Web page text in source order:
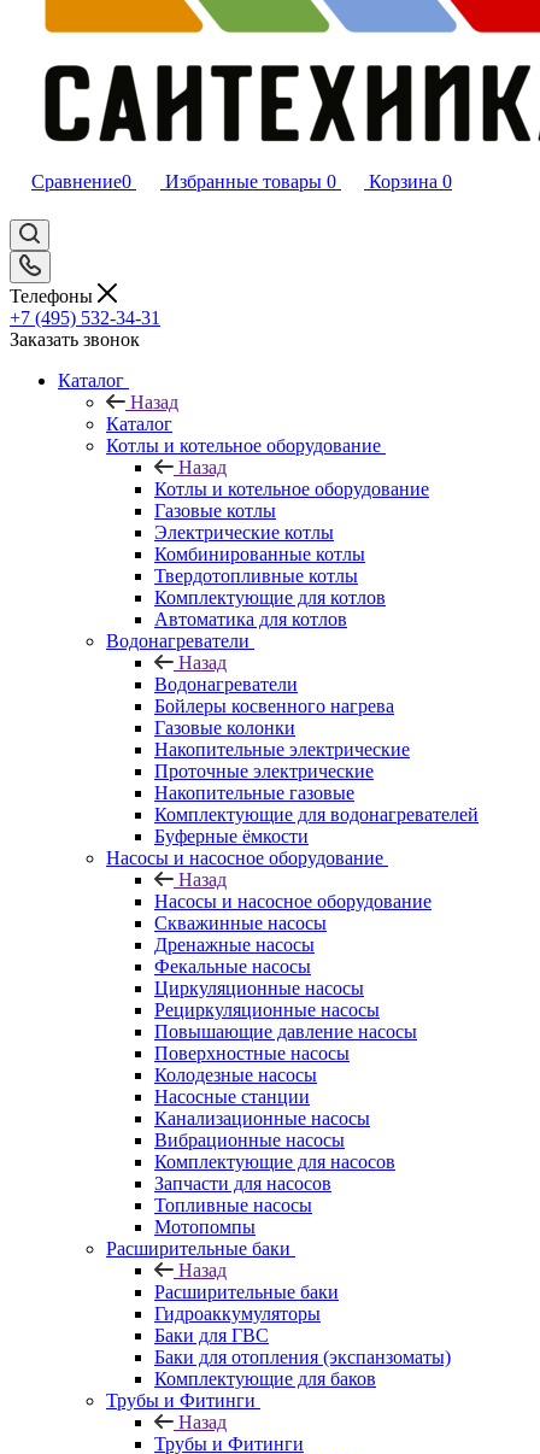
Сравнение0 Избранные товары 0 Корзина 0
Телефоны
+7 (495) 532‑34‑31
Заказать звонок
Каталог
Назад
Каталог
Котлы и котельное оборудование
Назад
Котлы и котельное оборудование
Газовые котлы
Электрические котлы
Комбинированные котлы
Твердотопливные котлы
Комплектующие для котлов
Автоматика для котлов
Водонагреватели
Назад
Водонагреватели
Бойлеры косвенного нагрева
Газовые колонки
Накопительные электрические
Проточные электрические
Накопительные газовые
Комплектующие для водонагревателей
Буферные ёмкости
Насосы и насосное оборудование
Назад
Насосы и насосное оборудование
Скважинные насосы
Дренажные насосы
Фекальные насосы
Циркуляционные насосы
Рециркуляционные насосы
Повышающие давление насосы
Поверхностные насосы
Колодезные насосы
Насосные станции
Канализационные насосы
Вибрационные насосы
Комплектующие для насосов
Запчасти для насосов
Топливные насосы
Мотопомпы
Расширительные баки
Назад
Расширительные баки
Гидроаккумуляторы
Баки для ГВС
Баки для отопления (экспанзоматы)
Комплектующие для баков
Трубы и Фитинги
Назад
Трубы и Фитинги